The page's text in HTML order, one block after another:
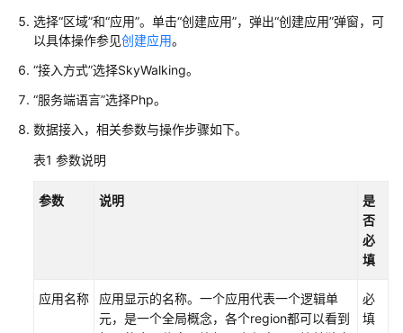
速
入
（2.0）
户
APM
选择“区域”和“应用”。单击“创建应用”，弹出“创建应用”弹窗，可
以具体操作参见创建应用。
“接入方式”选择SkyWalking。
“服务端语言”选择Php。
数据接入，相关参数与操作步骤如下。
表1 参数说明
参数 说明
是
否
必
填
应用名称
应用显示的名称。一个应用代表一个逻辑单
元，是一个全局概念，各个region都可以看到
必
填